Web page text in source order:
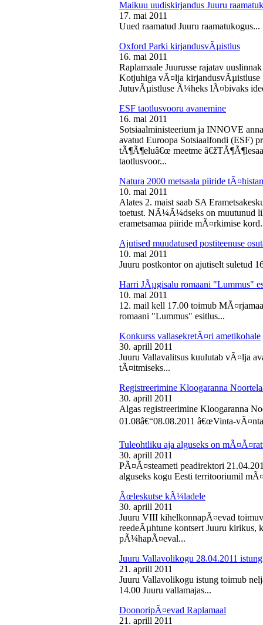
Maikuu uudiskirjandus Juuru
17. mai 2011
Uued raamatud Juuru raamatukogus...
Oxford Parki kirjandusvÃµistlus
16. mai 2011
Raplamaale Juurusse rajatav
Kotjuhiga vÃ¤lja
JutuvÃµistluse Ã¼heks lÃ¤bivaks
ESF taotlusvooru avanemine
16. mai 2011
Sotsiaalministeerium ja INNOVE
avatud Euroopa Sotsiaalfondi (ESF)
tÃ¶Ã¶eluâ€œ meetme
taotlusvoor...
Natura 2000 metsaala piiride
10. mai 2011
Alates 2. maist saab SA
toetust. NÃ¼Ã¼dseks on muutunud
erametsamaa piiride mÃ¤rkimise
Ajutised muudatused postiteenuse
10. mai 2011
Juuru postkontor on ajutiselt suletud
Harri JÃµgisalu romaani "Lummus"
10. mai 2011
12. mail kell 17.00 toimub
romaani "Lummus" esitlus...
Konkurss vallasekretÃ¤ri ametikohale
30. aprill 2011
Juuru Vallavalitsus kuulutab vÃ¤lja
tÃ¤itmiseks...
Registreerimine Kloogaranna
30. aprill 2011
Algas registreerimine Kloogaranna
01.08â€“08.08.2011 â€œVinta-
Tuleohtliku aja alguseks on
30. aprill 2011
PÃ¤Ã¤steameti peadirektori
alguseks kogu Eesti territooriumil
Ãœleskutse kÃ¼ladele
30. aprill 2011
Juuru VIII kihelkonnapÃ¤evad
reedeÃµhtune kontsert Juuru
pÃ¼hapÃ¤eval...
Juuru Vallavolikogu 28.04.2011 istung
21. aprill 2011
Juuru Vallavolikogu istung toimub
14.00 Juuru vallamajas...
DoonoripÃ¤evad Raplamaal
21. aprill 2011